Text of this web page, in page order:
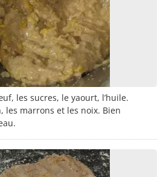
les sucres, le yaourt, l’huile.
les marrons et les noix. Bien